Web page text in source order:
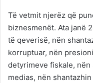
Të vetmit njerëz që
biznesmenët. Ata janë
të qeverisë, nën
korruptuar, nën
detyrimeve fiskale,
medias, nën